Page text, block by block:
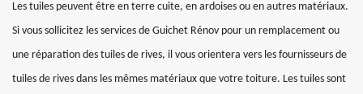
Les tuiles peuvent être en terre cuite, en ardoises ou en autres matériaux.
Si vous sollicitez les services de Guichet Rénov pour un remplacement ou
une réparation des tuiles de rives, il vous orientera vers les fournisseurs de
tuiles de rives dans les mêmes matériaux que votre toiture. Les tuiles sont